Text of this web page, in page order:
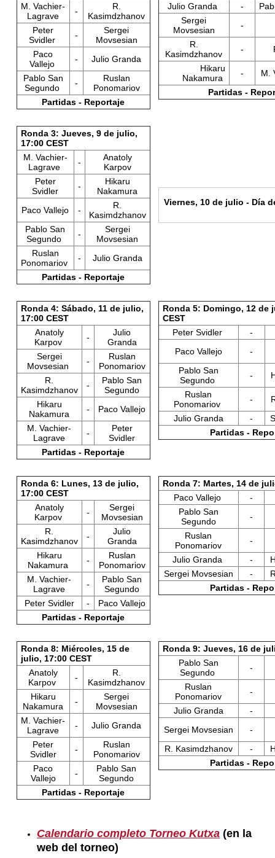
M. Vachier-
Lagrave
-
R.
Kasimdzhanov
Peter
Svidler
-
Sergei
Movsesian
Paco
Vallejo
-
Julio Granda
Pablo San
Segundo
-
Ruslan
Ponomariov
Partidas - Reportaje
Julio Granda
-
Sergei
Movsesian
-
R.
Kasimdzhanov
-
Hikaru
Nakamura
-
M.
Partidas -
Ronda 3: Jueves, 9 de julio,
17:00 CEST
M. Vachier-
Lagrave
-
Anatoly
Karpov
Peter
Svidler
-
Hikaru
Nakamura
Paco Vallejo
-
R.
Kasimdzhanov
Pablo San
Segundo
-
Sergei
Movsesian
Ruslan
Ponomariov
-
Julio Granda
Partidas - Reportaje
Viernes, 10 de julio - Día
Ronda 4: Sábado, 11 de julio,
17:00 CEST
Anatoly
Karpov
-
Julio
Granda
Sergei
Movsesian
-
Ruslan
Ponomariov
R.
Kasimdzhanov
-
Pablo San
Segundo
Hikaru
Nakamura
-
Paco Vallejo
M. Vachier-
Lagrave
-
Peter
Svidler
Partidas - Reportaje
Ronda 5: Domingo, 12 de
CEST
Peter Svidler
-
Paco Vallejo
-
Pablo San
Segundo
-
Ruslan
Ponomariov
-
Julio Granda
-
Partidas -
Ronda 6: Lunes, 13 de julio,
17:00 CEST
Anatoly
Karpov
-
Sergei
Movsesian
R.
Kasimdzhanov
-
Julio
Granda
Hikaru
Nakamura
-
Ruslan
Ponomariov
M. Vachier-
Lagrave
-
Pablo San
Segundo
Peter Svidler
-
Paco Vallejo
Partidas - Reportaje
Ronda 7: Martes, 14 de
Paco Vallejo
-
Pablo San
Segundo
-
Ruslan
Ponomariov
-
Julio Granda
-
Sergei Movsesian
-
Partidas -
Ronda 8: Miércoles, 15 de
julio, 17:00 CEST
Anatoly
Karpov
-
R.
Kasimdzhanov
Hikaru
Nakamura
-
Sergei
Movsesian
M. Vachier-
Lagrave
-
Julio Granda
Peter
Svidler
-
Ruslan
Ponomariov
Paco
Vallejo
-
Pablo San
Segundo
Partidas - Reportaje
Ronda 9: Jueves, 16 de
Pablo San
Segundo
-
Ruslan
Ponomariov
-
Julio Granda
-
Sergei Movsesian
-
R. Kasimdzhanov
-
Partidas -
Calendario completo Torneo Kutxa (en la
web del torneo)